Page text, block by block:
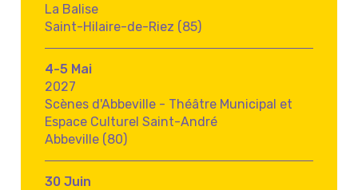
La Balise
Saint-Hilaire-de-Riez (85)
4-5 Mai
2027
Scènes d'Abbeville - Théâtre Municipal et
Espace Culturel Saint-André
Abbeville (80)
30 Juin